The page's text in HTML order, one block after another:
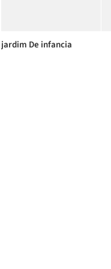
jardim De infancia